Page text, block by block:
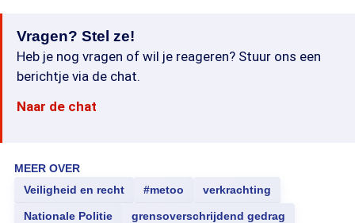
Vragen? Stel ze!
Heb je nog vragen of wil je reageren? Stuur ons een
berichtje via de chat.
Naar de chat
MEER OVER
Veiligheid en recht
#metoo verkrachting
Nationale Politie grensoverschrijdend gedrag